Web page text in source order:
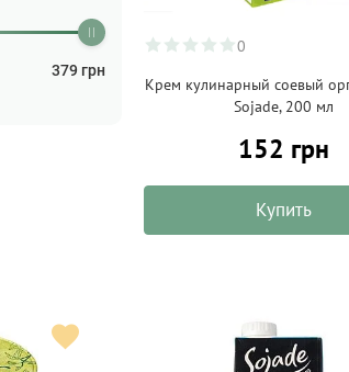
379 грн
0
Крем кулинарный соевый
Sojade, 200 мл
152 грн
Купить